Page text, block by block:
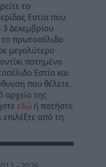
το
Εστία που
Δεκεμβρίου
το πρωτοσέλιδο
μεγαλύτερο
πατημένο
Εστία και
που θέλετε.
αρχείο της
εδώ ή πατήστε
από τη